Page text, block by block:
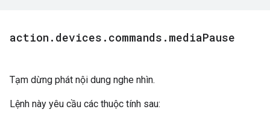
action . devices . commands . mediaPause
Tạm dừng phát nội dung nghe nhìn.
Lệnh này yêu cầu các thuộc tính sau: